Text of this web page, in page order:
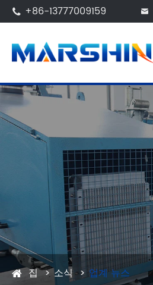
 +86-13777009159 
집 소식 업계 뉴스